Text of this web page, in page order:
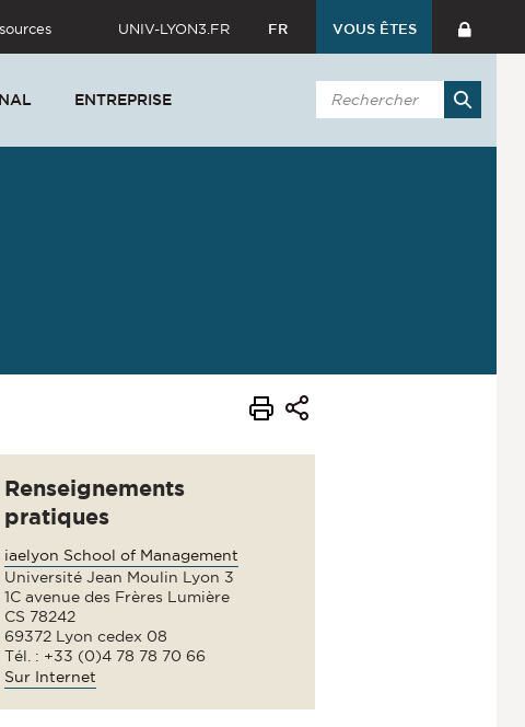
UNIV-LYON3.FR FR VOUS ÊTES
ENTREPRISE
Renseignements
pratiques
iaelyon School of Management
Université Jean Moulin Lyon 3
1C avenue des Frères Lumière
CS 78242
69372 Lyon cedex 08
Tél. : +33 (0)4 78 78 70 66
Sur Internet